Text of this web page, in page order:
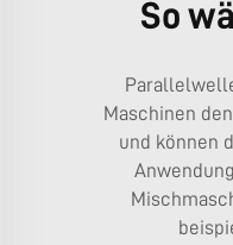
So
Maschinen
und können